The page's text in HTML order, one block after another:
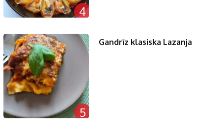
4
5
Gandrīz klasiska Lazanja